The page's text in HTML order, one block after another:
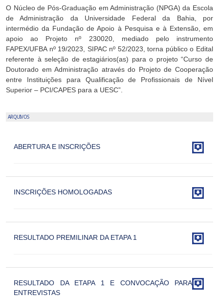
O Núcleo de Pós-Graduação em Administração (NPGA) da Escola
de Administração da Universidade Federal da Bahia, por
intermédio da Fundação de Apoio à Pesquisa e à Extensão, em
apoio ao Projeto nº 230020, mediado pelo instrumento
FAPEX/UFBA nº 19/2023, SIPAC nº 52/2023, torna público o Edital
referente à seleção de estagiários(as) para o projeto “Curso de
Doutorado em Administração através do Projeto de Cooperação
entre Instituições para Qualificação de Profissionais de Nível
Superior – PCI/CAPES para a UESC”.
ARQUIVOS
ABERTURA E INSCRIÇÕES 
INSCRIÇÕES HOMOLOGADAS 
RESULTADO PREMILINAR DA ETAPA 1 
RESULTADO DA ETAPA 1 E CONVOCAÇÃO PARA
ENTREVISTAS
